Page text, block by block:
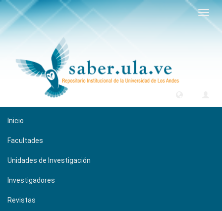
Inicio
Facultades
Unidades de Investigación
Investigadores
Revistas